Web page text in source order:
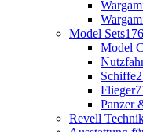
Model Sets176
Model
Schiffe
Flieger
Panzer
Revell